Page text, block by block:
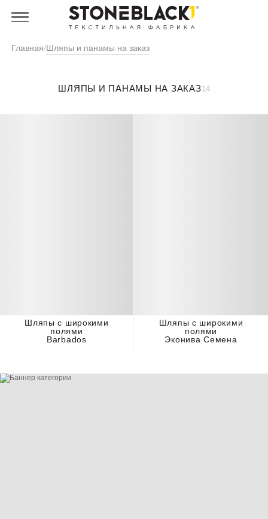
Главная/Шляпы и панамы на заказ
ШЛЯПЫ И ПАНАМЫ НА ЗАКАЗ14
Шляпы с широкими
полями
Barbados
Шляпы с широкими
полями
Эконива Семена